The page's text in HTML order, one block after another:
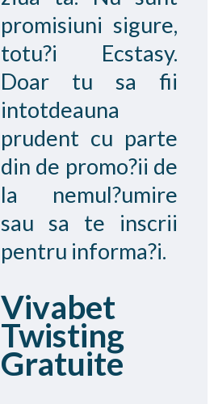
promisiuni sigure,
totu?i Ecstasy.
Doar tu sa fii
intotdeauna
prudent cu parte
din de promo?ii de
la nemul?umire
sau sa te inscrii
pentru informa?i.
Vivabet
Twisting
Gratuite